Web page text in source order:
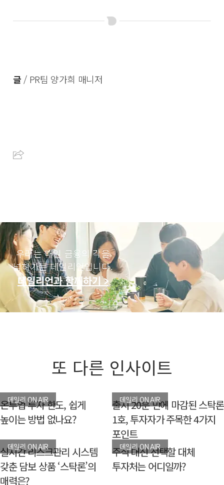
글 / PR팀 양가희 매니저
우리는 매일 금융의 각을
넓혀가는 데일리언입니다.
데일리언과 함께하기 >
또 다른 인사이트
데일리 ON AIR
온투업 투자 한도, 쉽게
높이는 방법 없나요?
데일리 ON AIR
출시 20분 만에 마감된 스탁론
1호, 투자자가 주목한 4가지
포인트
데일리 ON AIR
실시간 리스크관리 시스템
갖춘 담보 상품 ‘스탁론’의
매력은?
데일리 ON AIR
주식 대신 선택할 대체
투자처는 어디일까?